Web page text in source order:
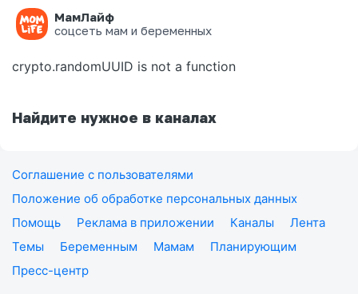
МамЛайф
соцсеть мам и беременных
Ошибка на странице
crypto.randomUUID is not a function
Найдите нужное в каналах
Соглашение с пользователями
Положение об обработке персональных данных
Помощь
Реклама в приложении Каналы
Лента
Темы
Беременным Мамам
Планирующим
Пресс-центр